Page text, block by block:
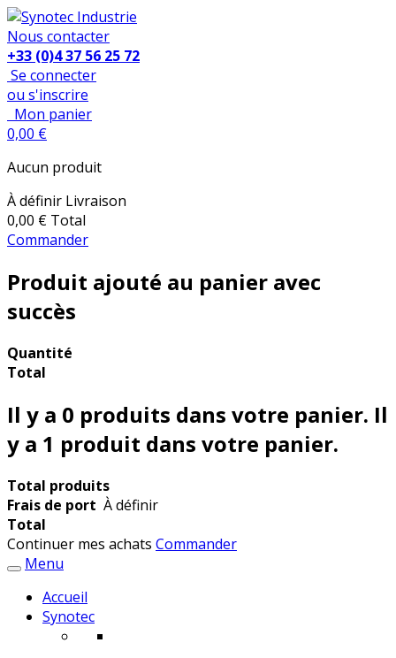
Nous contacter
+33 (0)4 37 56 25 72
Se connecter
ou s'inscrire
Mon panier
0,00 €
Aucun produit
À définir Livraison
0,00 € Total
Commander
Produit ajouté au panier avec
succès
Quantité
Total
Il y a 0 produits dans votre panier. Il
y a 1 produit dans votre panier.
Total produits
Frais de port À définir
Total
Continuer mes achats Commander
Menu
Accueil
Synotec